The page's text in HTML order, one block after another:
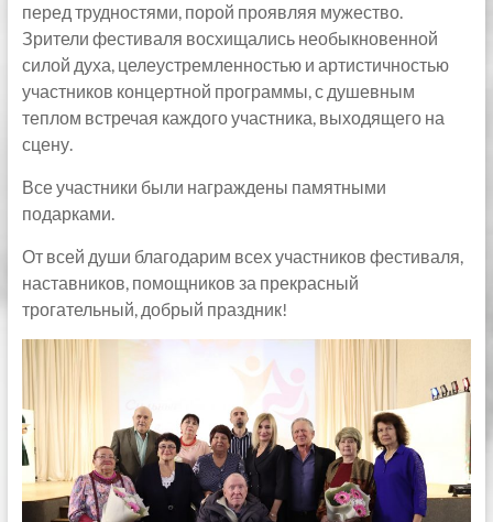
перед трудностями, порой проявляя мужество.
Зрители фестиваля восхищались необыкновенной
силой духа, целеустремленностью и артистичностью
участников концертной программы, с душевным
теплом встречая каждого участника, выходящего на
сцену.
Все участники были награждены памятными
подарками.
От всей души благодарим всех участников фестиваля,
наставников, помощников за прекрасный
трогательный, добрый праздник!